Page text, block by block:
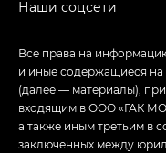
Все права на
и иные содержащиеся на
(далее — материалы),
входящим в ООО «ГАК
а также иным третьим в
заключенных между